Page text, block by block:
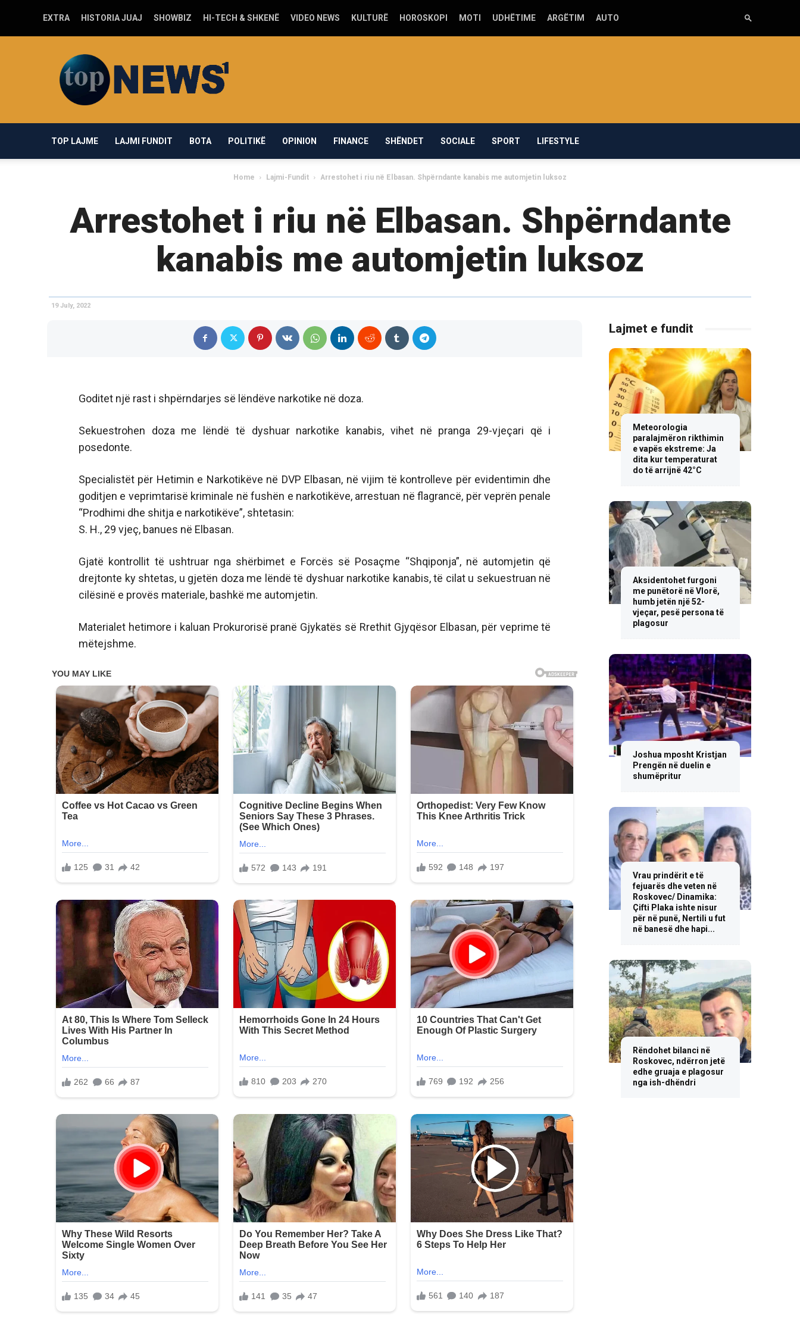
EXTRA HISTORIA JUAJ SHOWBIZ HI-TECH & SHKENË VIDEO NEWS KULTURË HOROSKOPI MOTI UDHËTIME ARGËTIM AUTO
news1.com
TOP LAJME LAJMI FUNDIT BOTA POLITIKË OPINION FINANCE SHËNDET SOCIALE SPORT LIFESTYLE
Home Lajmi-Fundit Arrestohet i riu në Elbasan. Shpërndante kanabis me automjetin luksoz
Arrestohet i riu në Elbasan. Shpërndante
kanabis me automjetin luksoz
19 July, 2022
Goditet një rast i shpërndarjes së lëndëve narkotike në doza.
Sekuestrohen doza me lëndë të dyshuar narkotike kanabis, vihet në pranga 29-vjeçari që i
posedonte.
Specialistët për Hetimin e Narkotikëve në DVP Elbasan, në vijim të kontrolleve për evidentimin dhe
goditjen e veprimtarisë kriminale në fushën e narkotikëve, arrestuan në flagrancë, për veprën penale
“Prodhimi dhe shitja e narkotikëve”, shtetasin:
S. H., 29 vjeç, banues në Elbasan.
Gjatë kontrollit të ushtruar nga shërbimet e Forcës së Posaçme “Shqiponja”, në automjetin që
drejtonte ky shtetas, u gjetën doza me lëndë të dyshuar narkotike kanabis, të cilat u sekuestruan në
cilësinë e provës materiale, bashkë me automjetin.
Materialet hetimore i kaluan Prokurorisë pranë Gjykatës së Rrethit Gjyqësor Elbasan, për veprime të
mëtejshme.
Lajmet e fundit
Meteorologia
paralajmëron rikthimin
e vapës ekstreme: Ja
dita kur temperaturat
do të arrijnë 42°C
Aksidentohet furgoni
me punëtorë në Vlorë,
humb jetën një 52-
vjeçar, pesë persona të
plagosur
Joshua mposht Kristjan
Prengën në duelin e
shumëpritur
Vrau prindërit e të
fejuarës dhe veten në
Roskovec/ Dinamika:
Çifti Plaka ishte nisur
për në punë, Nertili u fut
në banesë dhe hapi...
Rëndohet bilanci në
Roskovec, ndërron jetë
edhe gruaja e plagosur
nga ish-dhëndri